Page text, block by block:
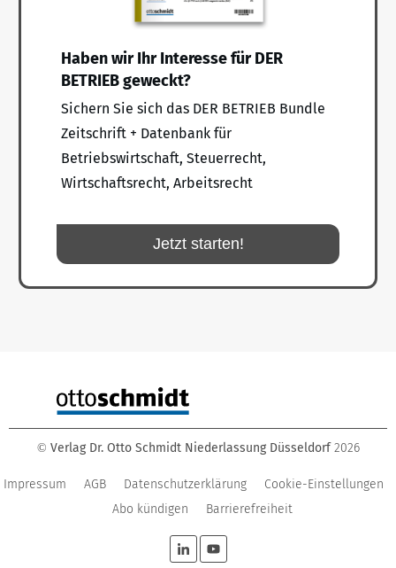
Haben wir Ihr Interesse für DER
BETRIEB geweckt?
Sichern Sie sich das DER BETRIEB Bundle
Zeitschrift + Datenbank für
Betriebswirtschaft, Steuerrecht,
Wirtschaftsrecht, Arbeitsrecht
Jetzt starten!
© Verlag Dr. Otto Schmidt Niederlassung Düsseldorf 2026
Impressum AGB Datenschutzerklärung
Cookie-Einstellungen
Abo kündigen
Barrierefreiheit